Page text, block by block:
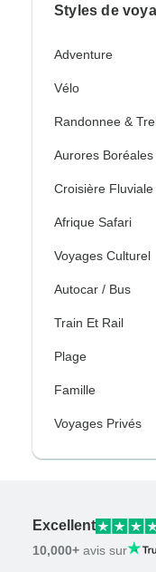
Styles de
Adventure
Vélo
Randonnee &
Aurores Boréales
Croisière Fluviale
Afrique Safari
Voyages Culturel
Autocar / Bus
Train Et Rail
Plage
Famille
Voyages Privés
Excellent
10,000+ avis sur